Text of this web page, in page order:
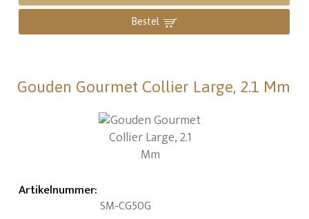
Bestel
Gouden Gourmet Collier Large, 2.1 Mm
Artikelnummer:
SM-CG50G